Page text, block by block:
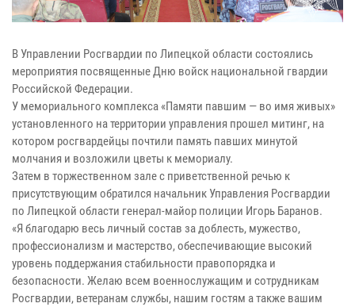
В Управлении Росгвардии по Липецкой области состоялись
мероприятия посвященные Дню войск национальной гвардии
Российской Федерации.
У мемориального комплекса «Памяти павшим — во имя живых»
установленного на территории управления прошел митинг, на
котором росгвардейцы почтили память павших минутой
молчания и возложили цветы к мемориалу.
Затем в торжественном зале с приветственной речью к
присутствующим обратился начальник Управления Росгвардии
по Липецкой области генерал-майор полиции Игорь Баранов.
«Я благодарю весь личный состав за доблесть, мужество,
профессионализм и мастерство, обеспечивающие высокий
уровень поддержания стабильности правопорядка и
безопасности. Желаю всем военнослужащим и сотрудникам
Росгвардии, ветеранам службы, нашим гостям а также вашим